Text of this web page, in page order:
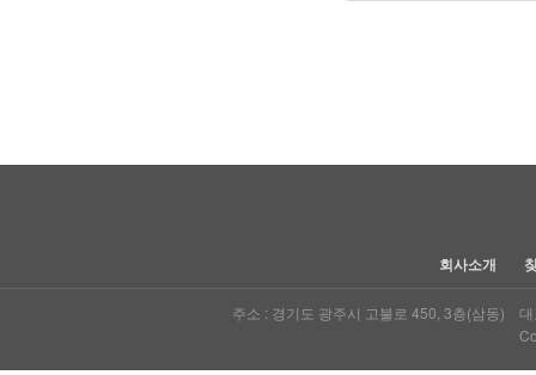
회사소개
주소 : 경기도 광주시 고불로 450, 3층(삼동)